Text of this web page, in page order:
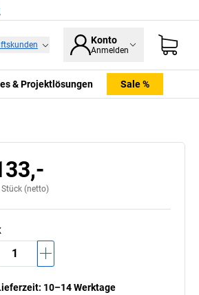
Konto
Anmelden
& Projektlösungen Sale %
Stück (netto)
: 10–14 Werktage